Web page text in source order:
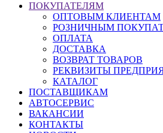
ПОКУПАТЕЛЯМ
ОПТОВЫМ КЛИЕНТАМ
РОЗНИЧНЫМ
ОПЛАТА
ДОСТАВКА
ВОЗВРАТ ТОВАРОВ
РЕКВИЗИТЫ
КАТАЛОГ
ПОСТАВЩИКАМ
АВТОСЕРВИС
ВАКАНСИИ
КОНТАКТЫ